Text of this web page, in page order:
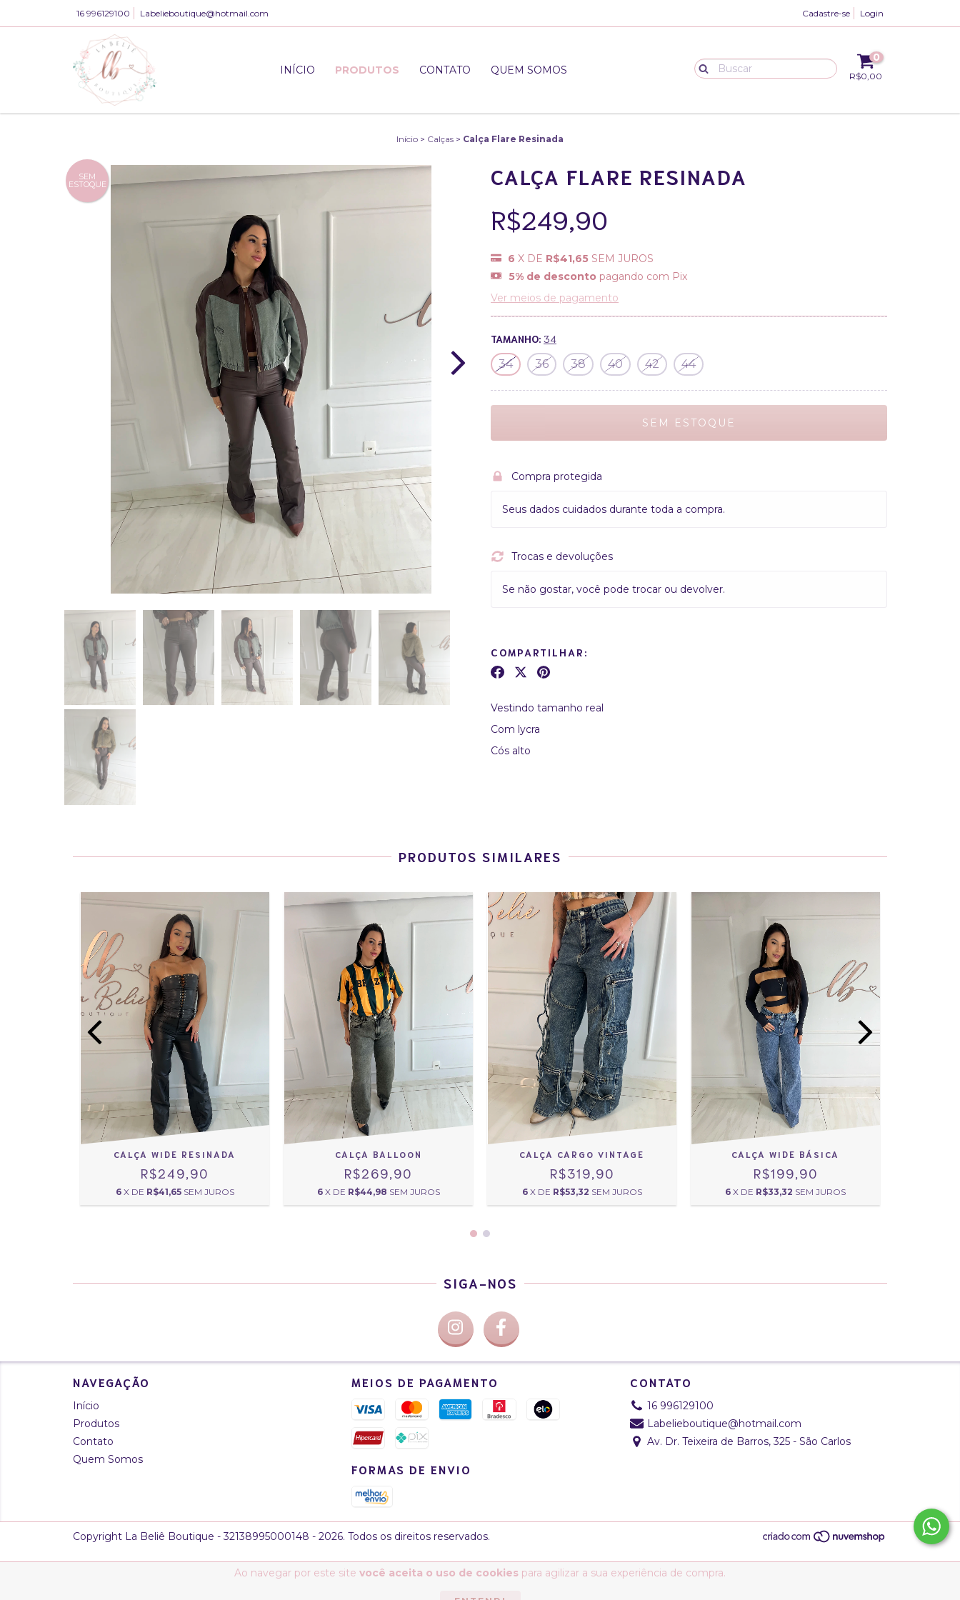
Ao navegar por este site você aceita o uso de cookies para agilizar a sua experiência de compra.
16 996129100 Labelieboutique@hotmail.com Cadastre-se Login
INÍCIO PRODUTOS CONTATO QUEM SOMOS
0
R$0,00
Início > Calças > Calça Flare Resinada
SEM
ESTOQUE CALÇA FLARE RESINADA
R$249,90
6 X DE R$41,65 SEM JUROS
5% de desconto pagando com Pix
Ver meios de pagamento
TAMANHO: 34
34 36 38 40 42 44
Compra protegida
Seus dados cuidados durante toda a compra.
Trocas e devoluções
Se não gostar, você pode trocar ou devolver.
COMPARTILHAR:
Vestindo tamanho real
Com lycra
Cós alto
PRODUTOS SIMILARES
CALÇA WIDE RESINADA
R$249,90
6 X DE R$41,65 SEM JUROS
CALÇA BALLOON
R$269,90
6 X DE R$44,98 SEM JUROS
CALÇA CARGO VINTAGE
R$319,90
6 X DE R$53,32 SEM JUROS
CALÇA WIDE BÁSICA
R$199,90
6 X DE R$33,32 SEM JUROS
SIGA-NOS
NAVEGAÇÃO
Início
Produtos
Contato
Quem Somos
MEIOS DE PAGAMENTO
FORMAS DE ENVIO
CONTATO
16 996129100
Labelieboutique@hotmail.com
Av. Dr. Teixeira de Barros, 325 - São Carlos
Copyright La Beliê Boutique - 32138995000148 - 2026. Todos os direitos reservados.